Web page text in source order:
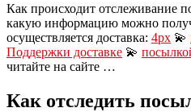
Как происходит отслеживание
какую информацию можно
осуществляется доставка: 4px 💫
Поддержки доставке 💫
читайте на сайте …
Как отследить